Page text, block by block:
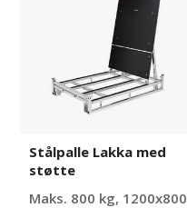
Stålpalle Lakka med
støtte
Maks. 800 kg, 1200x800